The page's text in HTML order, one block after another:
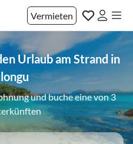
Vermieten
Urlaub am Strand in
und buche eine von 3